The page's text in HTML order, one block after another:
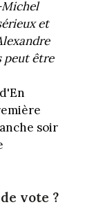
Michel
et
peut être
soir
vote ?